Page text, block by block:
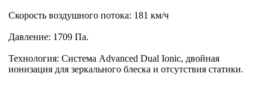
Скорость воздушного потока: 181 км/ч
Давление: 1709 Па.
Технология: Система Advanced Dual Ionic, двойная
ионизация для зеркального блеска и отсутствия статики.